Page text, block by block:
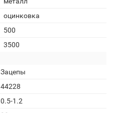
оцинковка
500
3500
Зацепы
44228
0.5-1.2